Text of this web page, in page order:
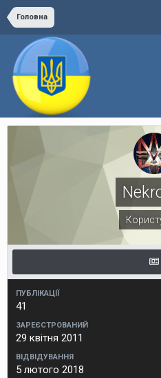
Головна
ПУБЛІКАЦІЇ
41
ЗАРЕЄСТРОВАНИЙ
29 квітня 2011
ВІДВІДУВАННЯ
5 лютого 2018